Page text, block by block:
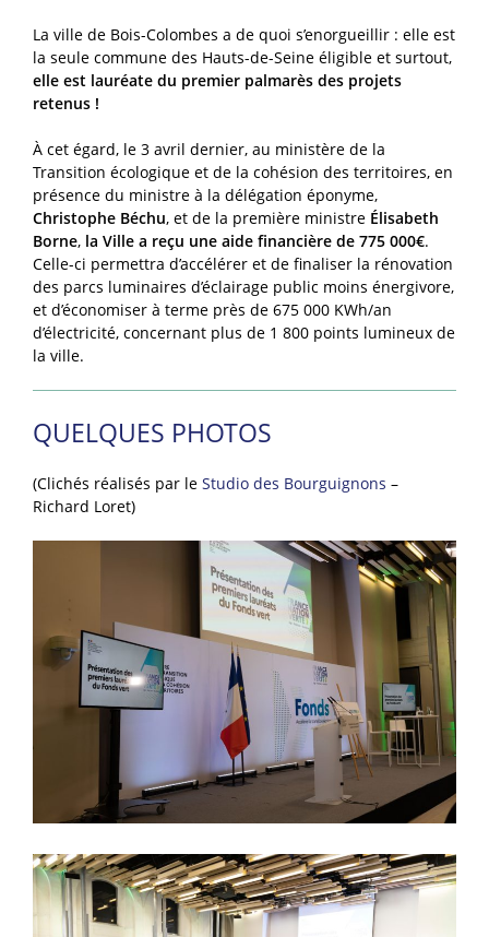
La ville de Bois-Colombes a de quoi s’enorgueillir : elle est
la seule commune des Hauts-de-Seine éligible et surtout,
elle est lauréate du premier palmarès des projets
retenus !
À cet égard, le 3 avril dernier, au ministère de la
Transition écologique et de la cohésion des territoires, en
présence du ministre à la délégation éponyme,
Christophe Béchu, et de la première ministre Élisabeth
Borne, la Ville a reçu une aide financière de 775 000€.
Celle-ci permettra d’accélérer et de finaliser la rénovation
des parcs luminaires d’éclairage public moins énergivore,
et d’économiser à terme près de 675 000 KWh/an
d’électricité, concernant plus de 1 800 points lumineux de
la ville.
QUELQUES PHOTOS
(Clichés réalisés par le Studio des Bourguignons –
Richard Loret)